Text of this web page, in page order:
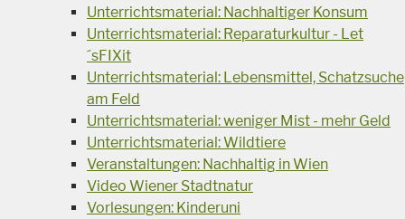
Unterrichtsmaterial: Nachhaltiger Konsum
Unterrichtsmaterial: Reparaturkultur - Let
´sFIXit
Unterrichtsmaterial: Lebensmittel, Schatzsuche
am Feld
Unterrichtsmaterial: weniger Mist - mehr Geld
Unterrichtsmaterial: Wildtiere
Veranstaltungen: Nachhaltig in Wien
Video Wiener Stadtnatur
Vorlesungen: Kinderuni